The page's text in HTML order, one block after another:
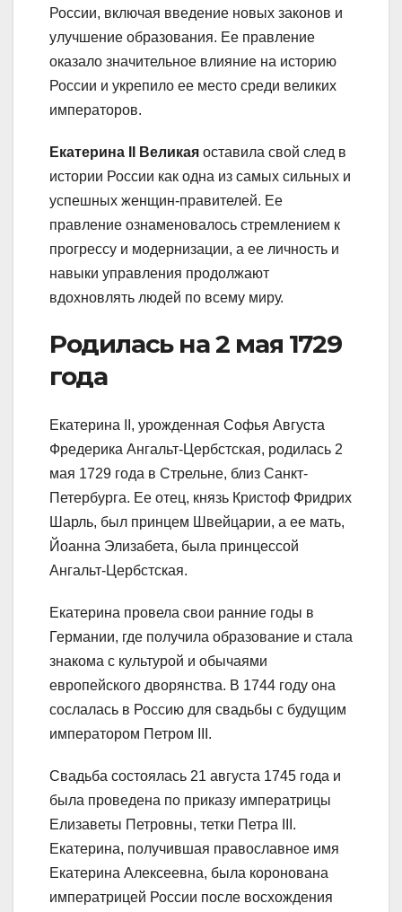
России, включая введение новых законов и
улучшение образования. Ее правление
оказало значительное влияние на историю
России и укрепило ее место среди великих
императоров.
Екатерина II Великая оставила свой след в
истории России как одна из самых сильных и
успешных женщин-правителей. Ее
правление ознаменовалось стремлением к
прогрессу и модернизации, а ее личность и
навыки управления продолжают
вдохновлять людей по всему миру.
Родилась на 2 мая 1729
года
Екатерина II, урожденная Софья Августа
Фредерика Ангальт-Цербстская, родилась 2
мая 1729 года в Стрельне, близ Санкт-
Петербурга. Ее отец, князь Кристоф Фридрих
Шарль, был принцем Швейцарии, а ее мать,
Йоанна Элизабета, была принцессой
Ангальт-Цербстская.
Екатерина провела свои ранние годы в
Германии, где получила образование и стала
знакома с культурой и обычаями
европейского дворянства. В 1744 году она
сослалась в Россию для свадьбы с будущим
императором Петром III.
Свадьба состоялась 21 августа 1745 года и
была проведена по приказу императрицы
Елизаветы Петровны, тетки Петра III.
Екатерина, получившая православное имя
Екатерина Алексеевна, была коронована
императрицей России после восхождения